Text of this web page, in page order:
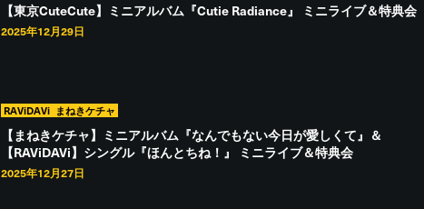
【東京CuteCute】ミニアルバム『Cutie Radiance』 ミニライブ＆特典会
2025年12月29日
RAViDAVi まねきケチャ
【まねきケチャ】ミニアルバム『なんでもない今日が愛しくて』＆
【RAViDAVi】シングル『ほんとちね！』 ミニライブ＆特典会
2025年12月27日